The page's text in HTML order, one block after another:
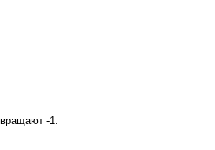
-1.